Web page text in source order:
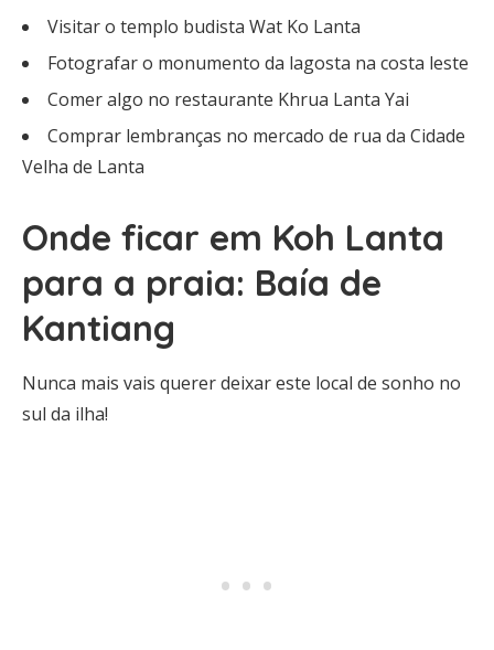
Visitar o templo budista Wat Ko Lanta
Fotografar o monumento da lagosta na costa leste
Comer algo no restaurante Khrua Lanta Yai
Comprar lembranças no mercado de rua da Cidade
Velha de Lanta
Onde ficar em Koh Lanta
para a praia: Baía de
Kantiang
Nunca mais vais querer deixar este local de sonho no
sul da ilha!